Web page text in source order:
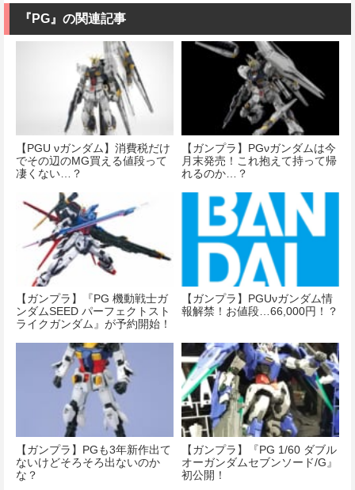
『PG』の関連記事
【PGU νガンダム】消費税だけ
でその辺のMG買える値段って
凄くない…？
【ガンプラ】PGνガンダムは今
月末発売！これ抱えて持って帰
れるのか…？
【ガンプラ】『PG 機動戦士ガ
ンダムSEED パーフェクトスト
ライクガンダム』が予約開始！
【ガンプラ】PGUνガンダム情
報解禁！お値段…66,000円！？
【ガンプラ】PGも3年新作出て
ないけどそろそろ出ないのか
な？
【ガンプラ】『PG 1/60 ダブル
オーガンダムセブンソード/G』
初公開！